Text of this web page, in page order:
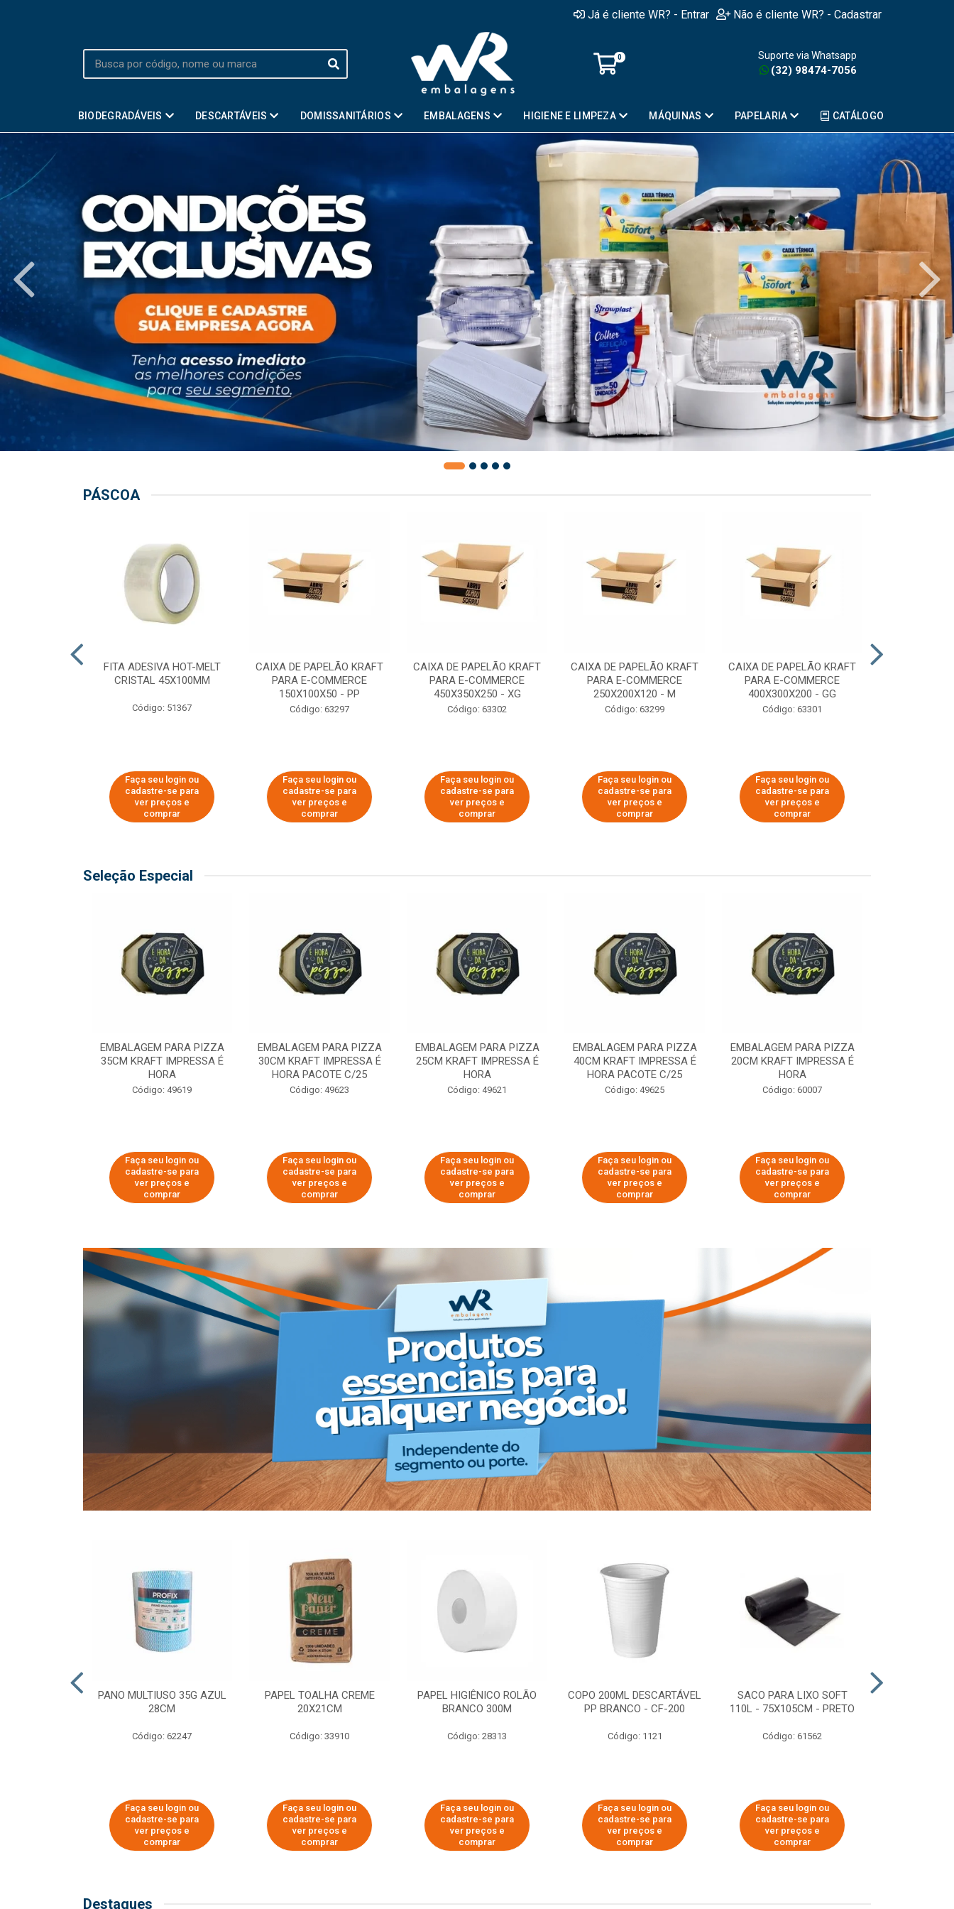
Já é cliente WR? - Entrar Não é cliente WR? - Cadastrar
0 Suporte via Whatsapp
(32) 98474-7056
BIODEGRADÁVEIS DESCARTÁVEIS DOMISSANITÁRIOS EMBALAGENS HIGIENE E LIMPEZA MÁQUINAS PAPELARIA CATÁLOGO
PÁSCOA
FITA ADESIVA HOT-MELT
CRISTAL 45X100MM
Código: 51367
Faça seu login ou
cadastre-se para
ver preços e
comprar
CAIXA DE PAPELÃO KRAFT
PARA E-COMMERCE
150X100X50 - PP
Código: 63297
Faça seu login ou
cadastre-se para
ver preços e
comprar
CAIXA DE PAPELÃO KRAFT
PARA E-COMMERCE
450X350X250 - XG
Código: 63302
Faça seu login ou
cadastre-se para
ver preços e
comprar
CAIXA DE PAPELÃO KRAFT
PARA E-COMMERCE
250X200X120 - M
Código: 63299
Faça seu login ou
cadastre-se para
ver preços e
comprar
CAIXA DE PAPELÃO KRAFT
PARA E-COMMERCE
400X300X200 - GG
Código: 63301
Faça seu login ou
cadastre-se para
ver preços e
comprar
Seleção Especial
EMBALAGEM PARA PIZZA
35CM KRAFT IMPRESSA É
HORA
Código: 49619
Faça seu login ou
cadastre-se para
ver preços e
comprar
EMBALAGEM PARA PIZZA
30CM KRAFT IMPRESSA É
HORA PACOTE C/25
Código: 49623
Faça seu login ou
cadastre-se para
ver preços e
comprar
EMBALAGEM PARA PIZZA
25CM KRAFT IMPRESSA É
HORA
Código: 49621
Faça seu login ou
cadastre-se para
ver preços e
comprar
EMBALAGEM PARA PIZZA
40CM KRAFT IMPRESSA É
HORA PACOTE C/25
Código: 49625
Faça seu login ou
cadastre-se para
ver preços e
comprar
EMBALAGEM PARA PIZZA
20CM KRAFT IMPRESSA É
HORA
Código: 60007
Faça seu login ou
cadastre-se para
ver preços e
comprar
PANO MULTIUSO 35G AZUL
28CM
Código: 62247
Faça seu login ou
cadastre-se para
ver preços e
comprar
PAPEL TOALHA CREME
20X21CM
Código: 33910
Faça seu login ou
cadastre-se para
ver preços e
comprar
PAPEL HIGIÊNICO ROLÃO
BRANCO 300M
Código: 28313
Faça seu login ou
cadastre-se para
ver preços e
comprar
COPO 200ML DESCARTÁVEL
PP BRANCO - CF-200
Código: 1121
Faça seu login ou
cadastre-se para
ver preços e
comprar
SACO PARA LIXO SOFT
110L - 75X105CM - PRETO
Código: 61562
Faça seu login ou
cadastre-se para
ver preços e
comprar
Destaques